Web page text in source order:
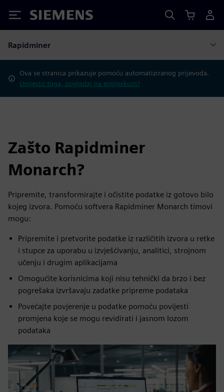
Siemens
Rapidminer
Ova se stranica prikazuje pomoću automatiziranog prijevoda.
Umjesto toga, pogledaj na engleskom?
Zašto Rapidminer
Monarch?
Pripremite, transformirajte i očistite podatke iz gotovo bilo
kojeg izvora. Pomoću softvera Rapidminer Monarch timovi
mogu:
Pripremite i pretvorite podatke iz različitih izvora u retke
i stupce za uporabu u izvješćivanju, analitici, strojnom
učenju i drugim aplikacijama
Omogućite korisnicima koji nisu tehnički da brzo i bez
pogrešaka izvršavaju zadatke pripreme podataka
Povećajte povjerenje u podatke pomoću povijesti
promjena koje se mogu revidirati i jasnom lozom
podataka